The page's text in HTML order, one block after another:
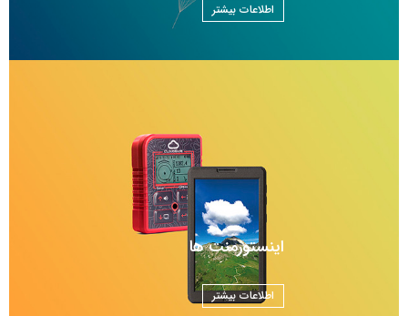
اینستورمنت ها